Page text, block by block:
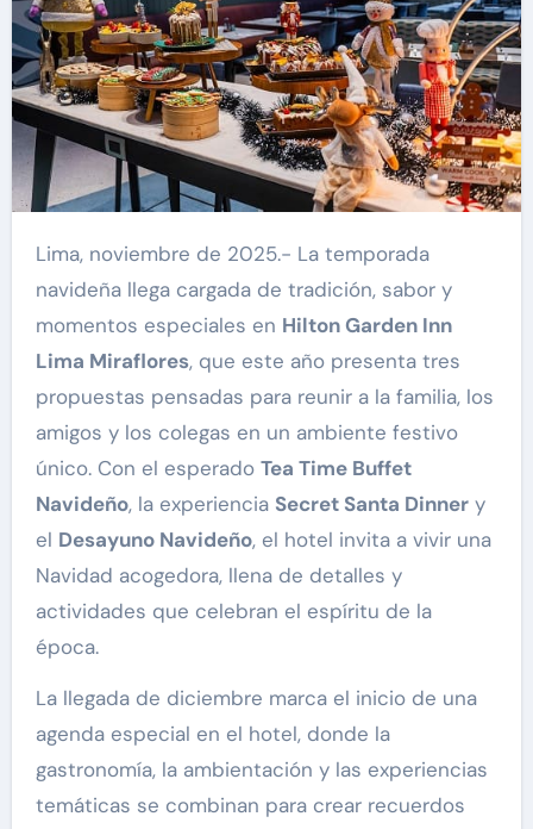
Lima, noviembre de 2025.- La temporada
navideña llega cargada de tradición, sabor y
momentos especiales en Hilton Garden Inn
Lima Miraflores, que este año presenta tres
propuestas pensadas para reunir a la familia, los
amigos y los colegas en un ambiente festivo
único. Con el esperado Tea Time Buffet
Navideño, la experiencia Secret Santa Dinnery
el Desayuno Navideño, el hotel invita a vivir una
Navidad acogedora, llena de detalles y
actividades que celebran el espíritu de la
época.
La llegada de diciembre marca el inicio de una
agenda especial en el hotel, donde la
gastronomía, la ambientación y las experiencias
temáticas se combinan para crear recuerdos